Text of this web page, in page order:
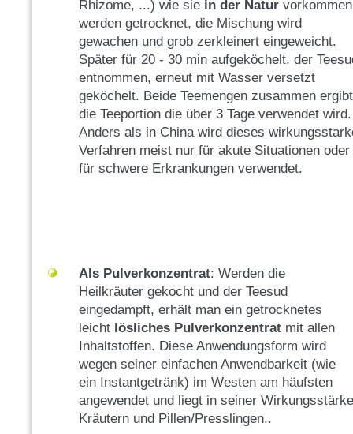
Rhizome, ...) wie sie in der Natur vorkommen
werden getrocknet, die Mischung wird
gewachen und grob zerkleinert eingeweicht.
Später für 20 - 30 min aufgeköchelt, der
entnommen, erneut mit Wasser versetzt
geköchelt. Beide Teemengen zusammen ergibt
die Teeportion die über 3 Tage verwendet wird.
Anders als in China wird dieses
Verfahren meist nur für akute Situationen oder
für schwere Erkrankungen verwendet.
Als Pulverkonzentrat: Werden die
Heilkräuter gekocht und der Teesud
eingedampft, erhält man ein getrocknetes
leicht lösliches Pulverkonzentrat mit allen
Inhaltstoffen. Diese Anwendungsform wird
wegen seiner einfachen Anwendbarkeit (wie
ein Instantgetränk) im Westen am häufsten
angewendet und liegt in seiner
Kräutern und Pillen/Presslingen..